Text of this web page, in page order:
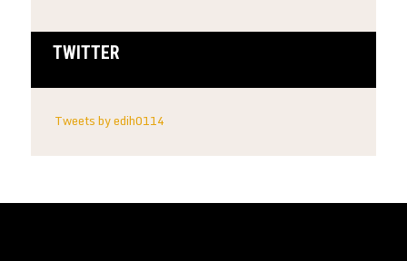
TWITTER
Tweets by edih0114